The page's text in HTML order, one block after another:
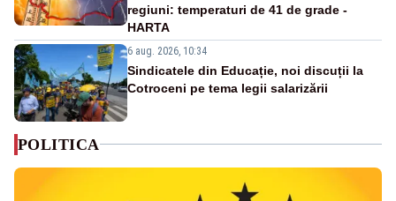
regiuni: temperaturi de 41 de grade -
HARTA
6 aug. 2026, 10:34
Sindicatele din Educație, noi discuții la
Cotroceni pe tema legii salarizării
POLITICA